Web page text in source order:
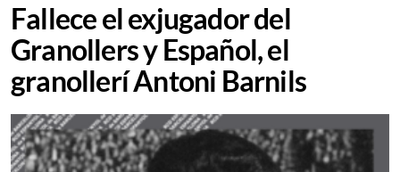
Fallece el exjugador del
Granollers y Español, el
granollerí Antoni Barnils